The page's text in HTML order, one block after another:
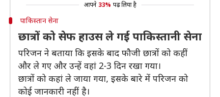
आपने 33% पढ़ लिया है
पाकिस्तान सेना
छात्रों को सेफ हाउस ले गई पाकिस्तानी सेना
परिजन ने बताया कि इसके बाद फौजी छात्रों को कहीं
और ले गए और उन्हें वहां 2-3 दिन रखा गया।
छात्रों को कहां ले जाया गया, इसके बारे में परिजन को
कोई जानकारी नहीं है।